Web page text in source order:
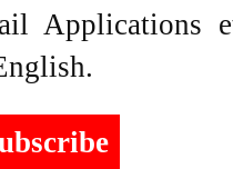
Applications